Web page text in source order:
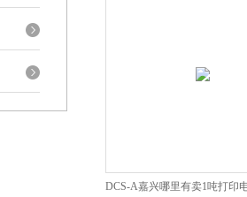
DCS-A嘉兴哪里有卖1吨打印